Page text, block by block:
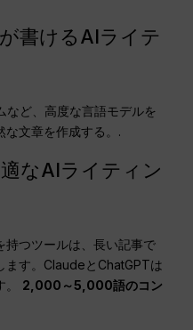
書けるAIライテ
など、高度な言語モデルを
な文章を作成する。.
なAIライティン
持つツールは、長い記事で
ます。ClaudeとChatGPTは
。 2,000～5,000語のコン